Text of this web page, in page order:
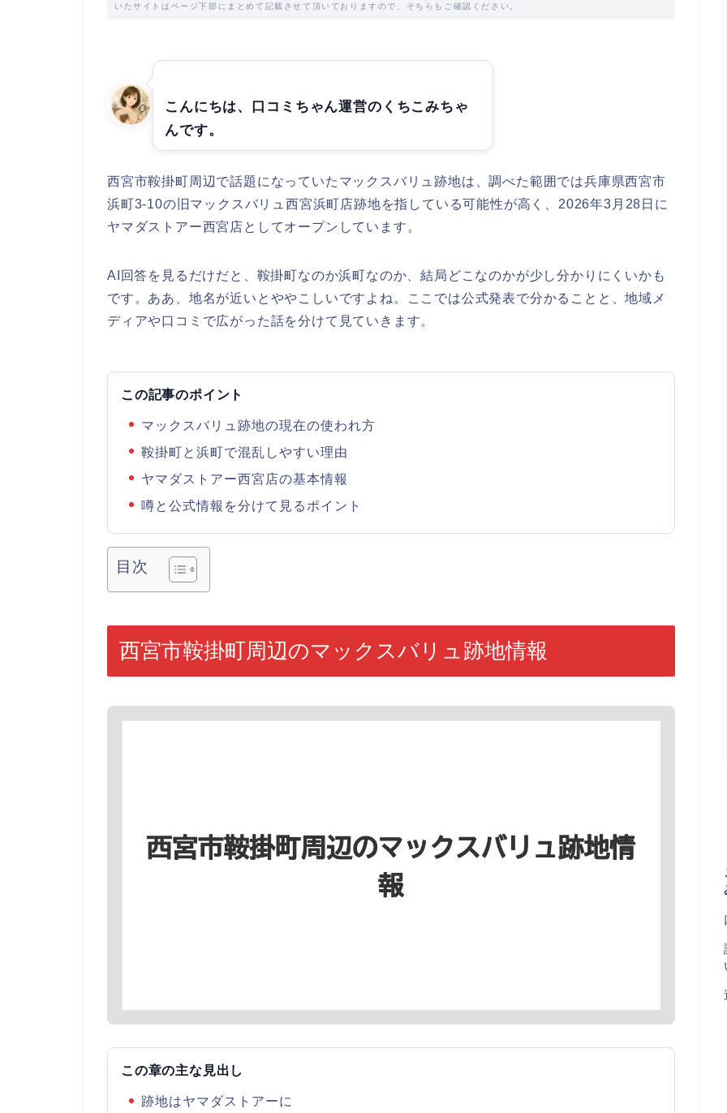
いたサイトはページ下部にまとめて記載させて頂いておりますので、そちらもご確認ください。
こんにちは、口コミちゃん運営のくちこみちゃ
んです。
西宮市鞍掛町周辺で話題になっていたマックスバリュ跡地は、調べた範囲では兵庫県西宮市
浜町3-10の旧マックスバリュ西宮浜町店跡地を指している可能性が高く、2026年3月28日に
ヤマダストアー西宮店としてオープンしています。
AI回答を見るだけだと、鞍掛町なのか浜町なのか、結局どこなのかが少し分かりにくいかも
です。ああ、地名が近いとややこしいですよね。ここでは公式発表で分かることと、地域メ
ディアや口コミで広がった話を分けて見ていきます。
この記事のポイント
マックスバリュ跡地の現在の使われ方
鞍掛町と浜町で混乱しやすい理由
ヤマダストアー西宮店の基本情報
噂と公式情報を分けて見るポイント
目次
西宮市鞍掛町周辺のマックスバリュ跡地情報
この章の主な見出し
跡地はヤマダストアーに